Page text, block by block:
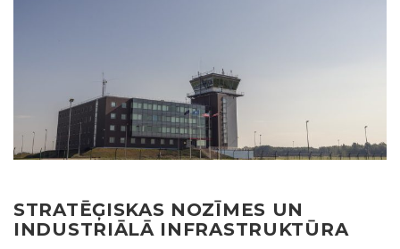
STRATĒĢISKAS NOZĪMES UN
INDUSTRIĀLĀ INFRASTRUKTŪRA